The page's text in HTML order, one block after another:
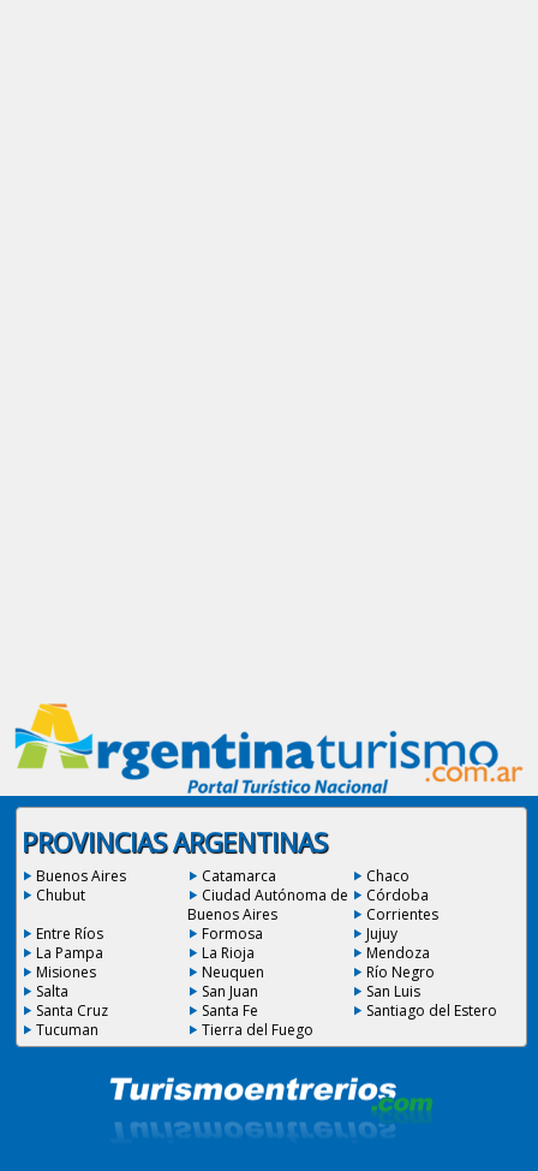
PROVINCIAS ARGENTINAS
Buenos Aires Catamarca
Chaco
Chubut
Ciudad Autónoma de
Buenos Aires
Córdoba
Corrientes
Entre Ríos
Formosa
Jujuy
La Pampa
La Rioja
Mendoza
Misiones
Neuquen
Río Negro
Salta
San Juan
San Luis
Santa Cruz
Santa Fe
Santiago del Estero
Tucuman
Tierra del Fuego